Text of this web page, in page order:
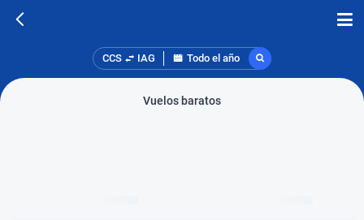
CCS IAG Todo el año
Vuelos baratos